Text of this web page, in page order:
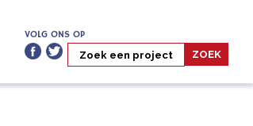
VOLG ONS OP